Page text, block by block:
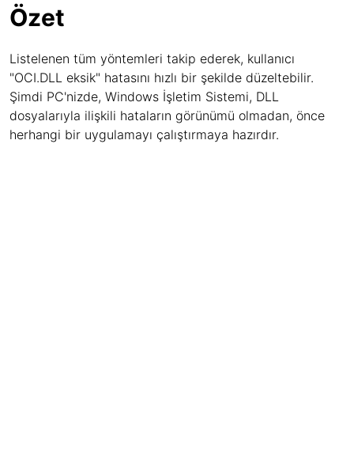
Özet
Listelenen tüm yöntemleri takip ederek, kullanıcı
"OCI.DLL eksik" hatasını hızlı bir şekilde düzeltebilir.
Şimdi PC'nizde, Windows İşletim Sistemi, DLL
dosyalarıyla ilişkili hataların görünümü olmadan, önce
herhangi bir uygulamayı çalıştırmaya hazırdır.